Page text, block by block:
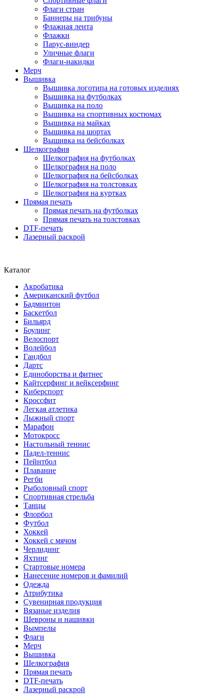
Флаги стран
Баннеры на трибуны
Флажная лента
Флажки
Парус-виндер
Уличные флаги
Флаги-накидки
Мерч
Вышивка
Вышивка логотипа на готовых изделиях
Вышивка на футболках
Вышивка на поло
Вышивка на спортивных костюмах
Вышивка на майках
Вышивка на шортах
Вышивка на бейсболках
Шелкография
Шелкография на футболках
Шелкография на поло
Шелкография на бейсболках
Шелкография на толстовках
Шелкография на куртках
Прямая печать
Прямая печать на футболках
Прямая печать на толстовках
DTF-печать
Лазерный раскрой
Каталог
Акробатика
Американский футбол
Бадминтон
Баскетбол
Бильярд
Боулинг
Велоспорт
Волейбол
Гандбол
Дартс
Единоборства и фитнес
Кайтсерфинг и вейксерфинг
Киберспорт
Кроссфит
Легкая атлетика
Лыжный спорт
Марафон
Мотокросс
Настольный теннис
Падел-теннис
Пейнтбол
Плавание
Регби
Рыболовный спорт
Спортивная стрельба
Танцы
Флорбол
Футбол
Хоккей
Хоккей с мячом
Черлидинг
Яхтинг
Стартовые номера
Нанесение номеров и фамилий
Одежда
Атрибутика
Сувенирная продукция
Вязаные изделия
Шевроны и нашивки
Вымпелы
Флаги
Мерч
Вышивка
Шелкография
Прямая печать
DTF-печать
Лазерный раскрой